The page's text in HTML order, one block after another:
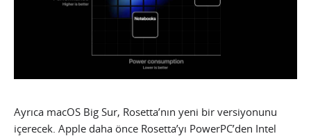
Ayrıca macOS Big Sur, Rosetta’nın yeni bir versiyonunu
içerecek. Apple daha önce Rosetta’yı PowerPC’den Intel